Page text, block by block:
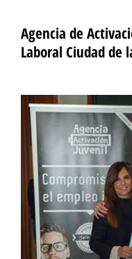
Agencia de
Laboral Ciudad de